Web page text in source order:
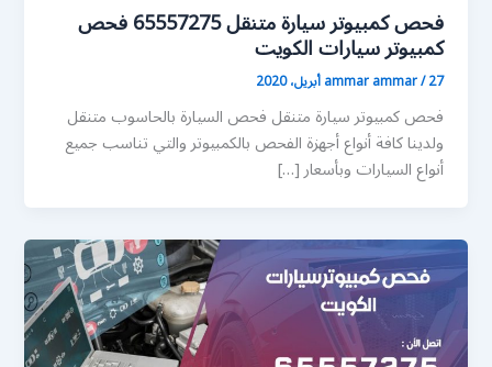
فحص كمبيوتر سيارة متنقل 65557275 فحص
كمبيوتر سيارات الكويت
ammar ammar/27 أبريل، 2020
فحص كمبيوتر سيارة متنقل فحص السيارة بالحاسوب متنقل
ولدينا كافة أنواع أجهزة الفحص بالكمبيوتر والتي تناسب جميع
أنواع السيارات وبأسعار […]